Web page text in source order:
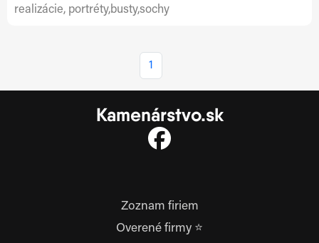
realizácie, portréty,busty,sochy
1
Kamenárstvo.sk
Zoznam firiem
Overené firmy ⭐